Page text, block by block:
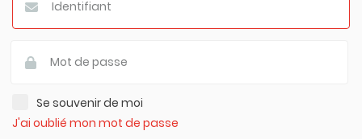
Se souvenir de moi
J'ai oublié mon mot de passe